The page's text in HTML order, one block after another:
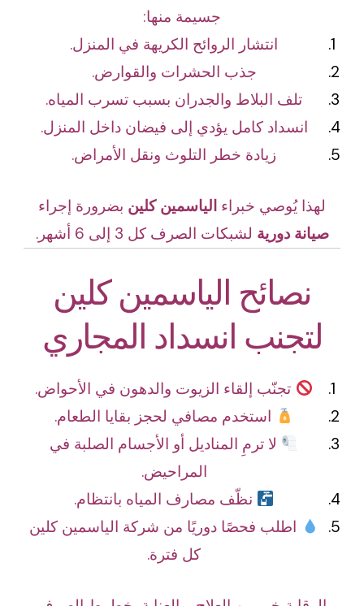
جسيمة منها:
انتشار الروائح الكريهة في المنزل.
جذب الحشرات والقوارض.
تلف البلاط والجدران بسبب تسرب المياه.
انسداد كامل يؤدي إلى فيضان داخل المنزل.
زيادة خطر التلوث ونقل الأمراض.
لهذا يُوصي خبراء الياسمين كلين بضرورة إجراء
صيانة دورية لشبكات الصرف كل 3 إلى 6 أشهر.
نصائح الياسمين كلين
لتجنب انسداد المجاري
تجنّب إلقاء الزيوت والدهون في الأحواض.
استخدم مصافي لحجز بقايا الطعام.
لا ترمِ المناديل أو الأجسام الصلبة في
المراحيض.
نظّف مصارف المياه بانتظام.
اطلب فحصًا دوريًا من شركة الياسمين كلين
كل فترة.